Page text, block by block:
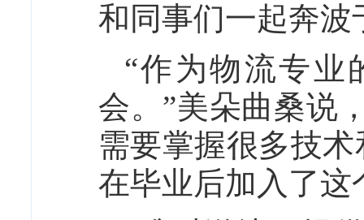
和同事们一起奔
“作为物流专业
会。”美朵曲桑说
需要掌握很多技
在毕业后加入了这